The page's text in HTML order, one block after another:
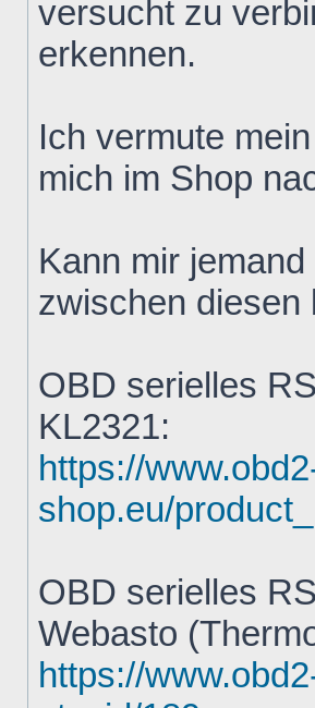
versucht zu
erkennen.
Ich vermute
mich im Shop
Kann mir
zwischen diesen
OBD serielles
KL2321:
https://
shop.eu/
OBD serielles
Webasto
https://